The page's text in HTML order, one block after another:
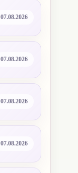
07.08.2026
07.08.2026
07.08.2026
07.08.2026